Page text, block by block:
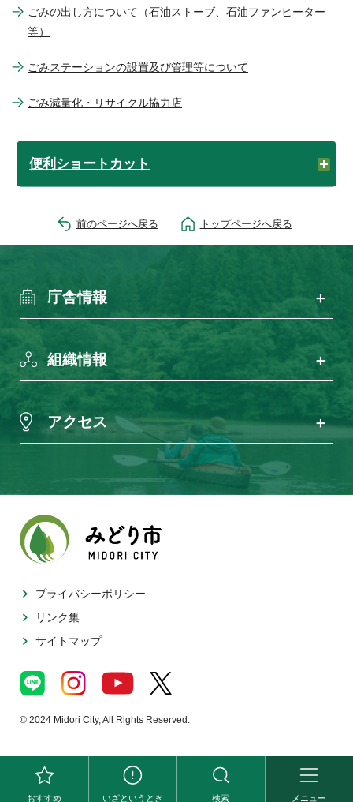
ごみの出し方について（石油ストーブ、石油ファンヒーター
等）
ごみステーションの設置及び管理等について
ごみ減量化・リサイクル協力店
便利ショートカット
前のページへ戻る トップページへ戻る
メニュー
いざというとき 検索
おすすめ
庁舎情報
組織情報
アクセス
プライバシーポリシー
リンク集
サイトマップ
© 2024 Midori City, All Rights Reserved.